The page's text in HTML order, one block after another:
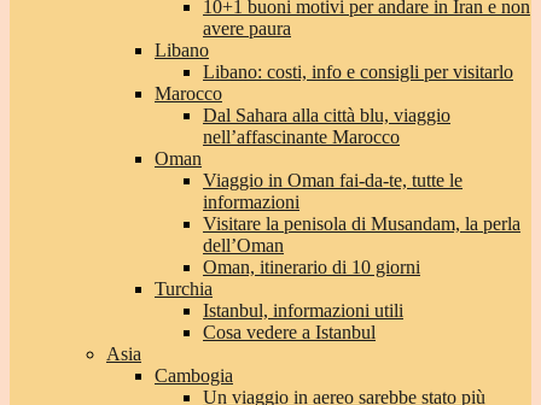
10+1 buoni motivi per andare in Iran e non
avere paura
Libano
Libano: costi, info e consigli per visitarlo
Marocco
Dal Sahara alla città blu, viaggio
nell’affascinante Marocco
Oman
Viaggio in Oman fai-da-te, tutte le
informazioni
Visitare la penisola di Musandam, la perla
dell’Oman
Oman, itinerario di 10 giorni
Turchia
Istanbul, informazioni utili
Cosa vedere a Istanbul
Asia
Cambogia
Un viaggio in aereo sarebbe stato più